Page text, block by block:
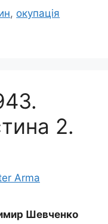
, окупація
2.
Arma
Шевченко